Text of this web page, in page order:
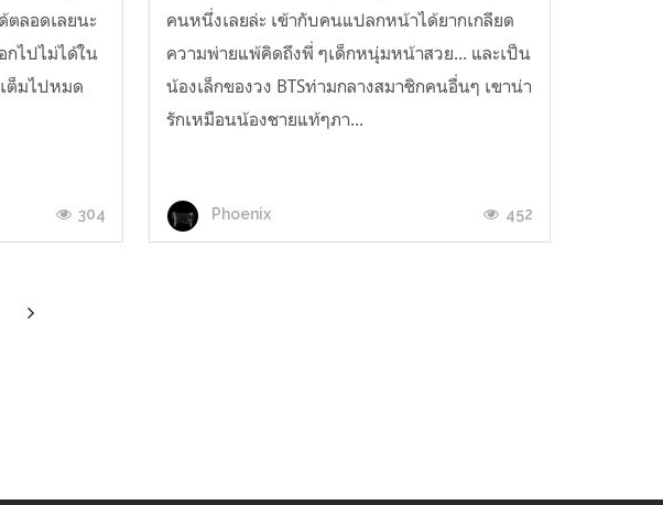
ตลอดเลยนะ
กไปไม่ได้ใน
ต็มไปหมด
304
คนหนึ่งเลยล่ะ เข้ากับคนแปลกหน้าได้ยากเกลียด
ความพ่ายแพ้คิดถึงพี่ ๆเด็กหนุ่มหน้าสวย... และเป็น
น้องเล็กของวง BTSท่ามกลางสมาชิกคนอื่นๆ เขาน่า
รักเหมือนน้องชายแท้ๆภา...
Phoenix 452